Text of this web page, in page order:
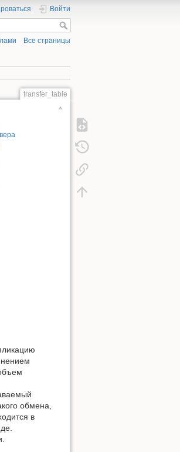
Войти
Все страницы
transfer_table
обмена,
в